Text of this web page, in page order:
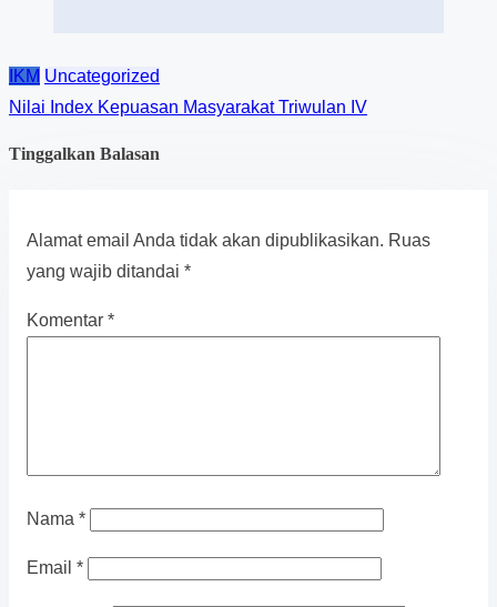
IKM Uncategorized
Nilai Index Kepuasan Masyarakat Triwulan IV
Tinggalkan Balasan
Alamat email Anda tidak akan dipublikasikan. Ruas
yang wajib ditandai *
Komentar *
Nama *
Email *